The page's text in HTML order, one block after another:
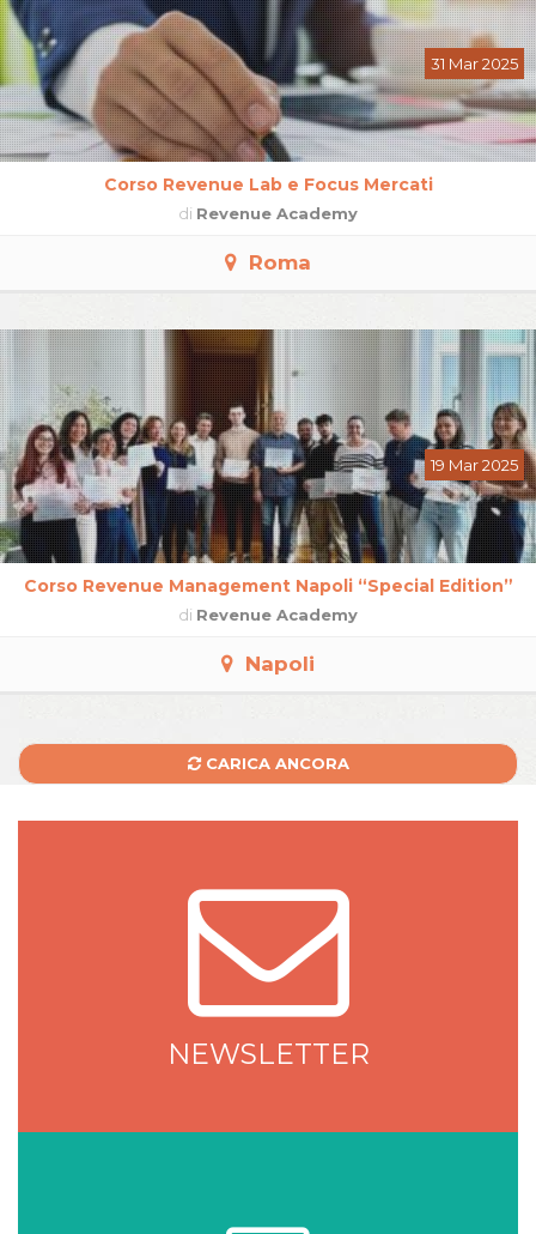
Corso Revenue Lab e Focus Mercati
di Revenue Academy
31 Mar 2025
Roma
Corso Revenue Management Napoli “Special Edition”
di Revenue Academy
19 Mar 2025
Napoli
CARICA ANCORA
NEWSLETTER